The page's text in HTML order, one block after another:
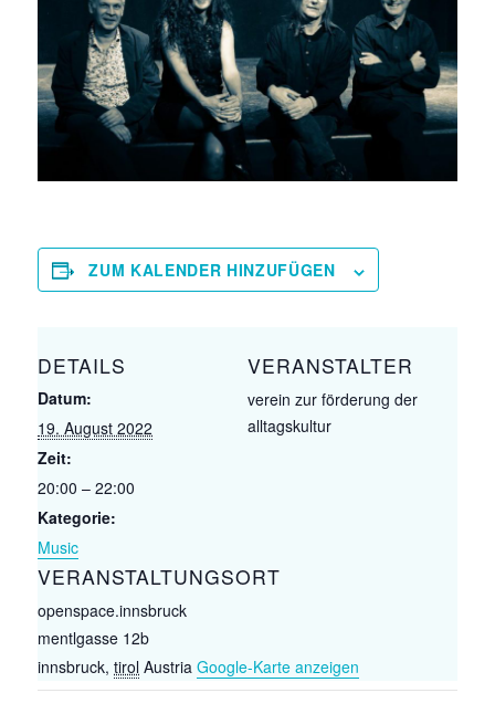
ZUM KALENDER HINZUFÜGEN
DETAILS
Datum:
19. August 2022
Zeit:
20:00 – 22:00
Kategorie:
Music
VERANSTALTUNGSORT
openspace.innsbruck
mentlgasse 12b
innsbruck, tirol Austria Google-Karte anzeigen
VERANSTALTER
verein zur förderung der
alltagskultur